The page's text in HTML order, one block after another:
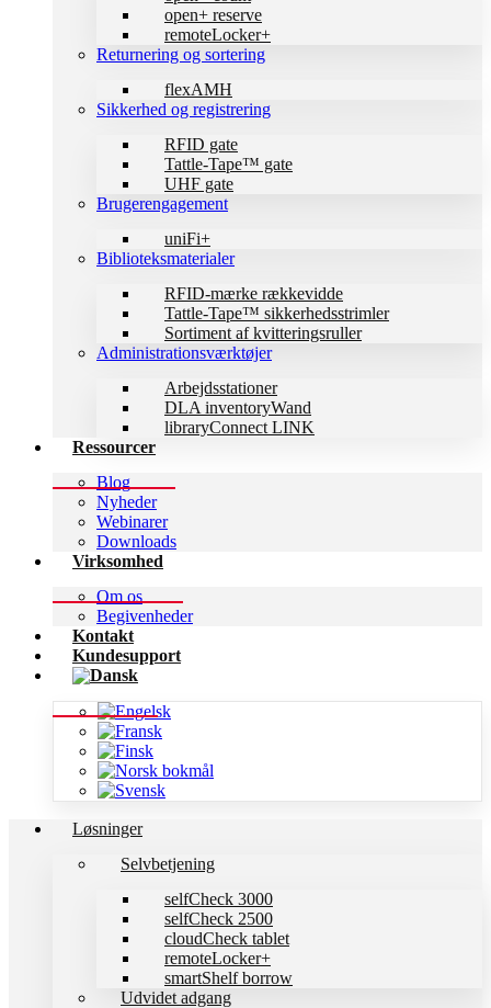
open+ reserve
remoteLocker+
Returnering og sortering
flexAMH
Sikkerhed og registrering
RFID gate
Tattle-Tape™ gate
UHF gate
Brugerengagement
uniFi+
Biblioteksmaterialer
RFID-mærke rækkevidde
Tattle-Tape™ sikkerhedsstrimler
Sortiment af kvitteringsruller
Administrationsværktøjer
Arbejdsstationer
DLA inventoryWand
libraryConnect LINK
Ressourcer
Blog
Nyheder
Webinarer
Downloads
Virksomhed
Om os
Begivenheder
Kontakt
Kundesupport
Løsninger
Selvbetjening
selfCheck 3000
selfCheck 2500
cloudCheck tablet
remoteLocker+
smartShelf borrow
Udvidet adgang